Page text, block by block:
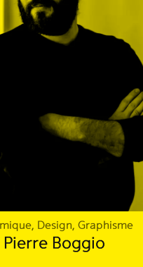
Design, Graphisme
Pierre Boggio